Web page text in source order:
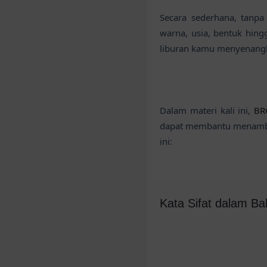
Secara sederhana,
warna, usia, bentuk
liburan kamu
Dalam materi kali ini,
dapat membantu
ini:
Kata Sifat dalam